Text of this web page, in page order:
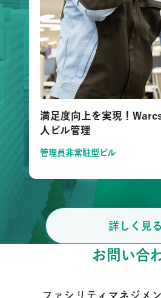
満足度向上を実現！
人ビル管理
管理員非常駐型ビル
詳しく見る
お問い合
ファシリティマネジメ